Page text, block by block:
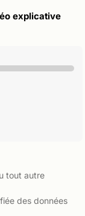
explicative
tout autre
des données